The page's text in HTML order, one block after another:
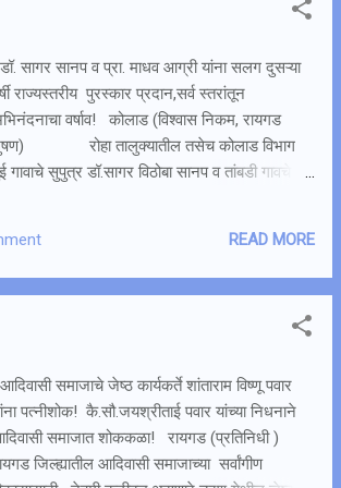
पाहता यावे यासाठी रायगड रोप-वे तयार करण्यात आला आहे.
पोहोचणे शक्य होते. मात्र रायगड रोप-वे वार्षिक तांत्रिक
आणि दुरुस्तीसाठी दिनांक १३ मार्च ते १७ मार्च
ह्या कालावधीत रोप -वे बंद राहील. पर्यटकांची
होऊ नये यासाठी रोप-वे प्रशासनाकडून हे निवेदन
देण्यात आल्याची माहिती रायगड रोप-वे प्रकल्प
डॉ. सागर सानप व प्रा. माधव आग्री यांना सलग दुसऱ्या
राज्यस्तरीय पुरस्कार प्रदान,सर्व स्तरांतून
वर्षाव! कोलाड (विश्वास निकम, रायगड
रोहा तालुक्यातील तसेच कोलाड विभाग
गावाचे सुपुत्र डॉ.सागर विठोबा सानप व तांबडी गावचे
२०२३ रोजी राज्य गुणवंत कामगार असोसिएशन
नवश्रमिक सोशल फाऊंडेशन महाराष्ट्र निर्मिती
अध्यक्ष डॉ. सागर सानप व उपाध्यक्ष प्रा.माधव आग्री यांना
दोघांचे ही सर्वत्र शुभेच्छाचा वर्षाव केला जात आहे.
READ MORE
आदिवासी समाजाचे जेष्ठ कार्यकर्ते शांताराम विष्णू पवार
पत्नीशोक! कै.सौ.जयश्रीताई पवार यांच्या निधनाने
समाजात शोककळा! रायगड (प्रतिनिधी )
जिल्ह्यातील आदिवासी समाजाच्या सर्वांगीण